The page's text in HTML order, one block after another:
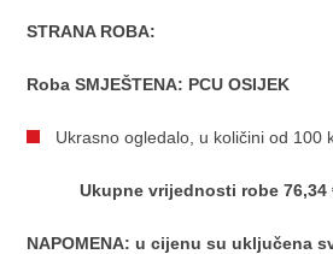
STRANA ROBA:
Roba SMJEŠTENA: PCU OSIJEK
Ukrasno ogledalo, u količini od 100
Ukupne vrijednosti robe 76,34
NAPOMENA: u cijenu su uključena